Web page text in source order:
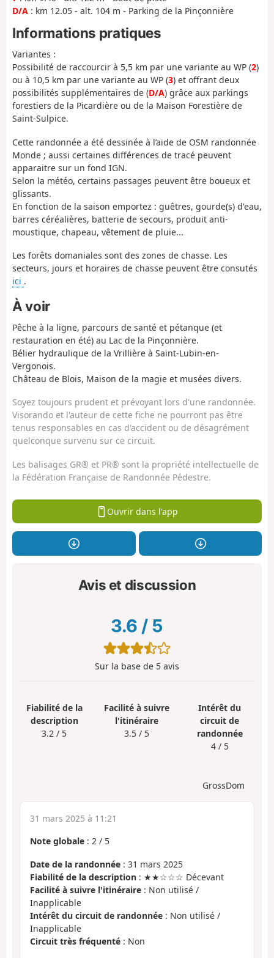
D/A : km 12.05 - alt. 104 m - Parking de la Pinçonnière
Informations pratiques
Variantes :
Possibilité de raccourcir à 5,5 km par une variante au WP (2)
ou à 10,5 km par une variante au WP (3) et offrant deux
possibilités supplémentaires de (D/A) grâce aux parkings
forestiers de la Picardière ou de la Maison Forestière de
Saint-Sulpice.
Cette randonnée a été dessinée à l’aide de OSM randonnée
Monde ; aussi certaines différences de tracé peuvent
apparaitre sur un fond IGN.
Selon la météo, certains passages peuvent être boueux et
glissants.
En fonction de la saison emportez : guêtres, gourde(s) d'eau,
barres céréalières, batterie de secours, produit anti-
moustique, chapeau, vêtement de pluie...
Les forêts domaniales sont des zones de chasse. Les
secteurs, jours et horaires de chasse peuvent être consutés
ici .
À voir
Pêche à la ligne, parcours de santé et pétanque (et
restauration en été) au Lac de la Pinçonnière.
Bélier hydraulique de la Vrillière à Saint-Lubin-en-
Vergonois.
Château de Blois, Maison de la magie et musées divers.
Soyez toujours prudent et prévoyant lors d'une randonnée.
Visorando et l'auteur de cette fiche ne pourront pas être
tenus responsables en cas d'accident ou de désagrément
quelconque survenu sur ce circuit.
Les balisages GR® et PR® sont la propriété intellectuelle de
la Fédération Française de Randonnée Pédestre.
Ouvrir dans l'app
Avis et discussion
3.6 / 5
Sur la base de 5 avis
Fiabilité de la
description
3.2 / 5
Facilité à suivre
l'itinéraire
3.5 / 5
Intérêt du
circuit de
randonnée
4 / 5
GrossDom
31 mars 2025 à 11:21
Note globale : 2 / 5
Date de la randonnée : 31 mars 2025
Fiabilité de la description : ★★☆☆☆ Décevant
Facilité à suivre l'itinéraire : Non utilisé /
Inapplicable
Intérêt du circuit de randonnée : Non utilisé /
Inapplicable
Circuit très fréquenté : Non